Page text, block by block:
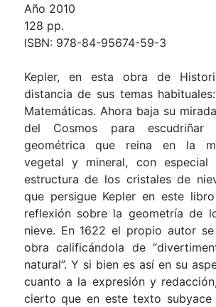
Año 2010
128 pp.
ISBN: 978-84-95674-59-3
Kepler, en esta obra de
distancia de sus temas
Matemáticas. Ahora baja su
del Cosmos para escudriñar
geométrica que reina en la
vegetal y mineral, con especial
estructura de los cristales de
que persigue Kepler en este
reflexión sobre la geometría de
nieve. En 1622 el propio autor
obra calificándola de
natural”. Y si bien es así en su
cuanto a la expresión y
cierto que en este texto subyace